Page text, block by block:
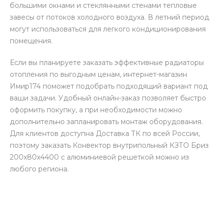
большими окнами и стеклянными стенами тепловые
завесы от потоков холодного воздуха. В летний период
могут использоваться для легкого кондиционирования
помещения.
Если вы планируете заказать эффективные радиаторы
отопления по выгодным ценам, интернет-магазин
Имир174 поможет подобрать подходящий вариант под
ваши задачи. Удобный онлайн-заказ позволяет быстро
оформить покупку, а при необходимости можно
дополнительно запланировать монтаж оборудования.
Для клиентов доступна Доставка ТК по всей России,
поэтому заказать Конвектор внутрипольный КЗТО Бриз
200x80x4400 с алюминиевой решеткой можно из
любого региона.